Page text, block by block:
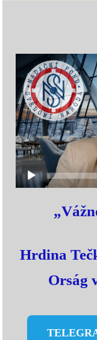
Video
prehrávač
Hrdina
Orság